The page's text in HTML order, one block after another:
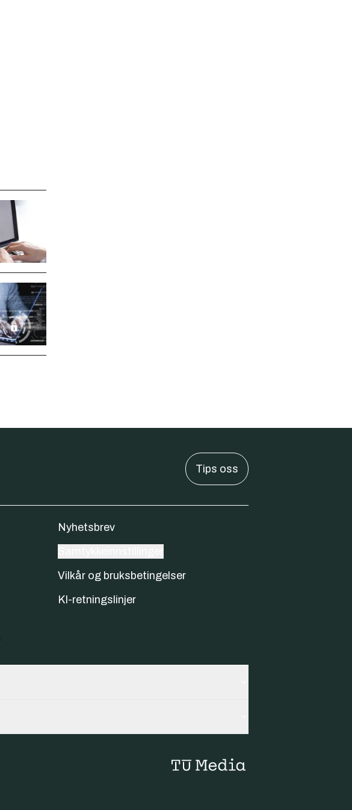
Tips oss
Nyhetsbrev
Vilkår og bruksbetingelser
KI-retningslinjer